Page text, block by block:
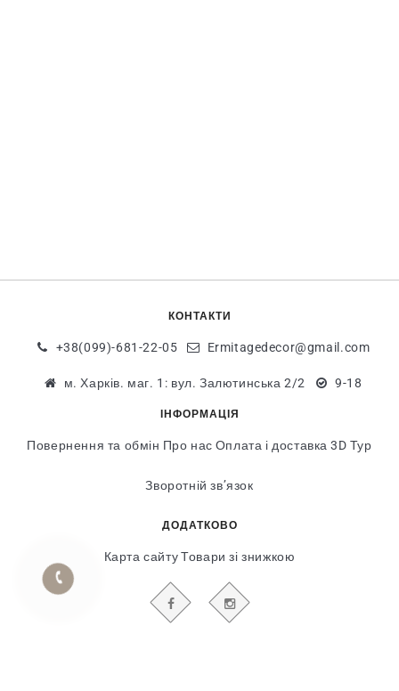
КОНТАКТИ
+38(099)-681-22-05 Ermitagedecor@gmail.com
м. Харків. маг. 1: вул. Залютинська 2/2 9-18
ІНФОРМАЦІЯ
Повернення та обмін Про нас Оплата і доставка 3D Тур
Зворотній зв’язок
ДОДАТКОВО
Карта сайту Товари зі знижкою